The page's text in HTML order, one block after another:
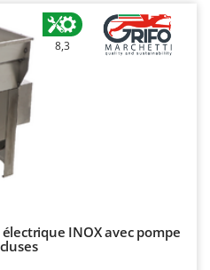
8,3
électrique INOX avec pompe